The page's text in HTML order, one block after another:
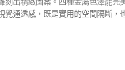
通透感，既是實用的空間隔斷，